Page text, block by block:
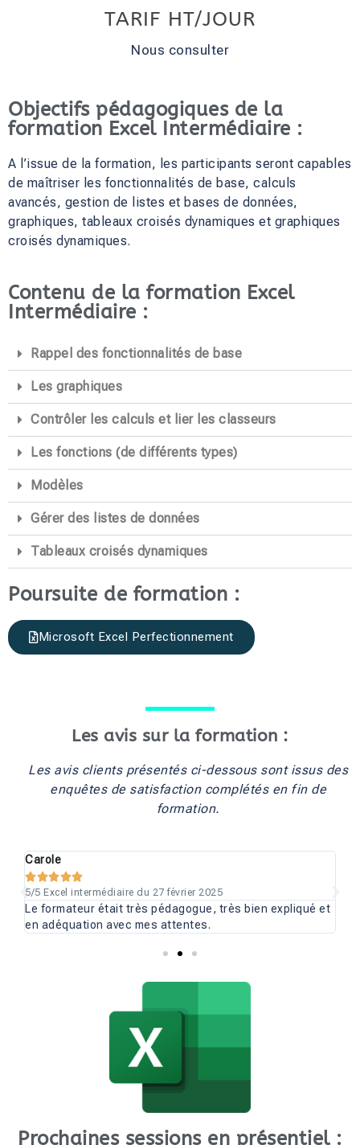
TARIF HT/JOUR
Nous consulter
Objectifs pédagogiques de la
formation Excel Intermédiaire :
A l’issue de la formation, les participants seront capables
de maîtriser les fonctionnalités de base, calculs
avancés, gestion de listes et bases de données,
graphiques, tableaux croisés dynamiques et graphiques
croisés dynamiques.
Contenu de la formation Excel
Intermédiaire :
Rappel des fonctionnalités de base
Les graphiques
Contrôler les calculs et lier les classeurs
Les fonctions (de différents types)
Modèles
Gérer des listes de données
Tableaux croisés dynamiques
Poursuite de formation :
Microsoft Excel Perfectionnement
Les avis sur la formation :
Les avis clients présentés ci-dessous sont issus des
enquêtes de satisfaction complétés en fin de
formation.
Carole

5/5 Excel intermédiaire du 27 février 2025
Le formateur était très pédagogue, très bien expliqué et
en adéquation avec mes attentes.
Prochaines sessions en présentiel :